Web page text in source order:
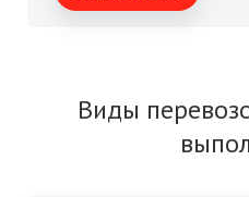
Виды